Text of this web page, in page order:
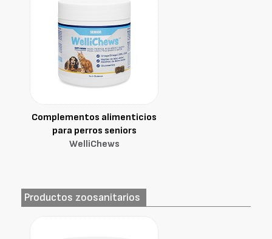
Complementos alimenticios
para perros seniors
WelliChews
Productos zoosanitarios